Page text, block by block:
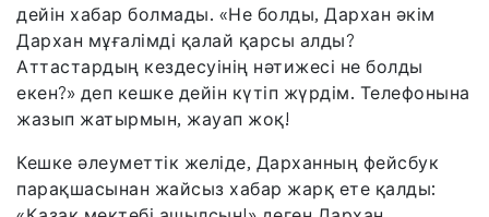
дейін хабар болмады. «Не болды, Дархан әкім
Дархан мұғалімді қалай қарсы алды?
Аттастардың кездесуінің нәтижесі не болды
екен?» деп кешке дейін күтіп жүрдім. Телефонына
жазып жатырмын, жауап жоқ!
Кешке әлеуметтік желіде, Дарханның фейсбук
парақшасынан жайсыз хабар жарқ ете қалды: